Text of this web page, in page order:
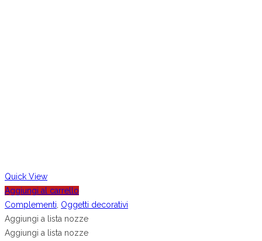
Quick View
Aggiungi al carrello
Complementi Oggetti decorativi
Aggiungi a lista nozze
Aggiungi a lista nozze